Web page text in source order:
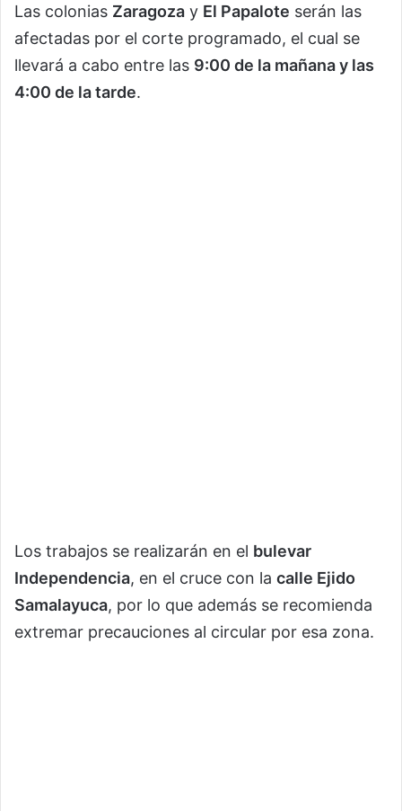
Las colonias Zaragoza y El Papalote serán las
afectadas por el corte programado, el cual se
llevará a cabo entre las 9:00 de la mañana y las
4:00 de la tarde.
Los trabajos se realizarán en el bulevar
Independencia, en el cruce con la calle Ejido
Samalayuca, por lo que además se recomienda
extremar precauciones al circular por esa zona.